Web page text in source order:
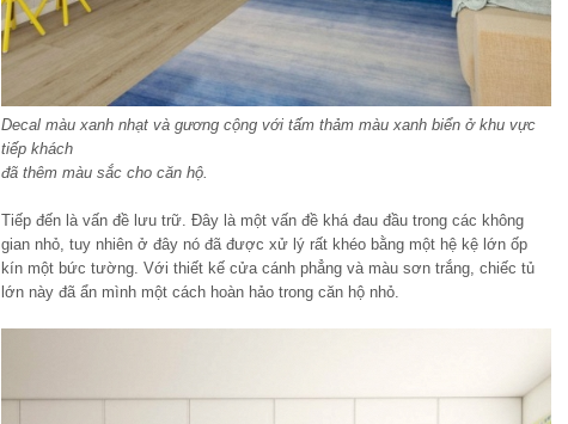
Decal màu xanh nhạt và gương cộng với tấm thảm màu xanh biển ở khu vực
tiếp khách
đã thêm màu sắc cho căn hộ.
Tiếp đến là vấn đề lưu trữ. Đây là một vấn đề khá đau đầu trong các không
gian nhỏ, tuy nhiên ở đây nó đã được xử lý rất khéo bằng một hệ kệ lớn ốp
kín một bức tường. Với thiết kế cửa cánh phẳng và màu sơn trắng, chiếc tủ
lớn này đã ẩn mình một cách hoàn hảo trong căn hộ nhỏ.